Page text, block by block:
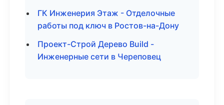
ГК Инженерия Этаж - Отделочные
работы под ключ в Ростов-на-Дону
Проект-Строй Дерево Build -
Инженерные сети в Череповец